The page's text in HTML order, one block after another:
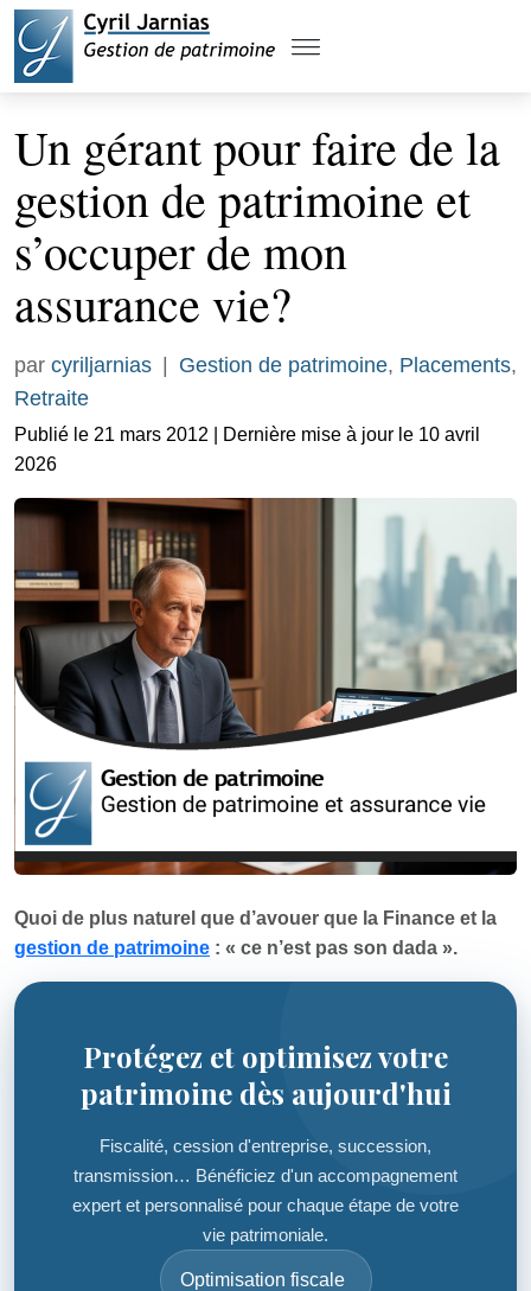
Un gérant pour faire de la
gestion de patrimoine et
s’occuper de mon
assurance vie?
par cyriljarnias Gestion de patrimoine, Placements,
Retraite
Publié le 21 mars 2012 | Dernière mise à jour le 10 avril
2026
Quoi de plus naturel que d’avouer que la Finance et la
gestion de patrimoine : « ce n’est pas son dada ».
Protégez et optimisez votre
patrimoine dès aujourd'hui
Fiscalité, cession d'entreprise, succession,
transmission… Bénéficiez d'un accompagnement
expert et personnalisé pour chaque étape de votre
vie patrimoniale.
Optimisation fiscale